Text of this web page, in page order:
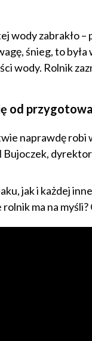
wody zabrakło
śnieg, to
wody. Rolnik
od
naprawdę robi
Bujoczek,
jak i każdej
rolnik ma na